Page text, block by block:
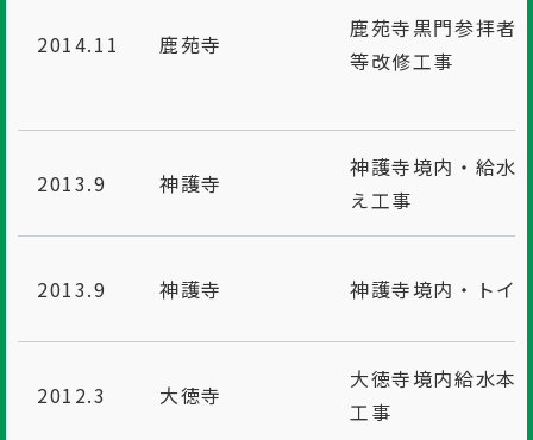
2014.11 鹿苑寺
鹿苑寺黒門参拝者
等改修工事
2013.9 神護寺
神護寺境内・給水
え工事
2013.9 神護寺 神護寺境内・トイ
2012.3 大徳寺
大徳寺境内給水本
工事